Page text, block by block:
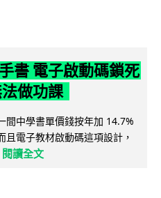
書 電子啟動碼鎖死
做功課
間中學書單價錢按年加 14.7%
電子教材啟動碼這項設計，
閱讀全文